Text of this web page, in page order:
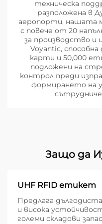
техническа
разположена в
аеропорти, нашата
с повече от 20
за производство и
Voyantic,
карти и 50,000
подложени на
контрол преди
формирането на
Защо да
UHF RFID етикет
Предлага
и висока
големи складови